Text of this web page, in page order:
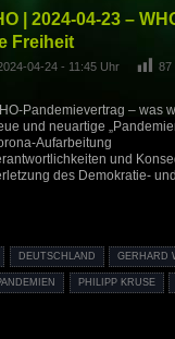
| 2024-04-23 –
Freiheit
04-24 - 11:45 Uhr 87
Pandemievertrag – was
und neuartige
Aufarbeitung
und
des Demokratie-
DEUTSCHLAND GERHARD
PHILIPP KRUSE